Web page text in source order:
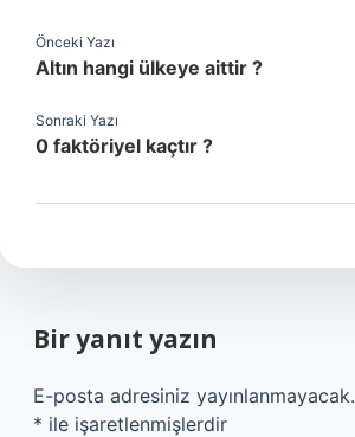
Önceki Yazı
Altın hangi ülkeye aittir ?
Sonraki Yazı
0 faktöriyel kaçtır ?
Bir yanıt yazın
E-posta adresiniz yayınlanmayacak.
* ile işaretlenmişlerdir